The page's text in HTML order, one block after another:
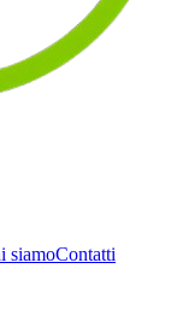
siamoContatti